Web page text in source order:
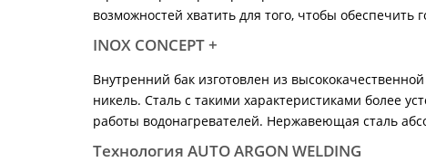
возможностей хватить для того, чтобы
INOX CONCEPT +
Внутренний бак изготовлен из
никель. Сталь с такими характеристиками более
работы водонагревателей. Нержавеющая сталь
Технология AUTO ARGON WELDING